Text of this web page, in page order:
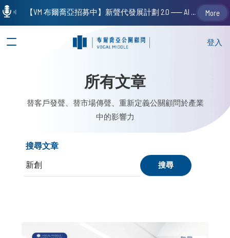
登入
所有文章
替客戶發聲、替市場傳聲、重新定義公關顧問於產業
中的影響力
搜尋文章
【VM 布爾喬亞招募中】新聲代發展計劃 2.0 ── AI PR 人才加速養成計劃（歡迎「應屆畢業生」、「一年以下相關 / 三年以下非相關經驗工作者」申請加入） More